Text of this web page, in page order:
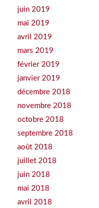
juin 2019
mai 2019
avril 2019
mars 2019
février 2019
janvier 2019
décembre 2018
novembre 2018
octobre 2018
septembre 2018
août 2018
juillet 2018
juin 2018
mai 2018
avril 2018